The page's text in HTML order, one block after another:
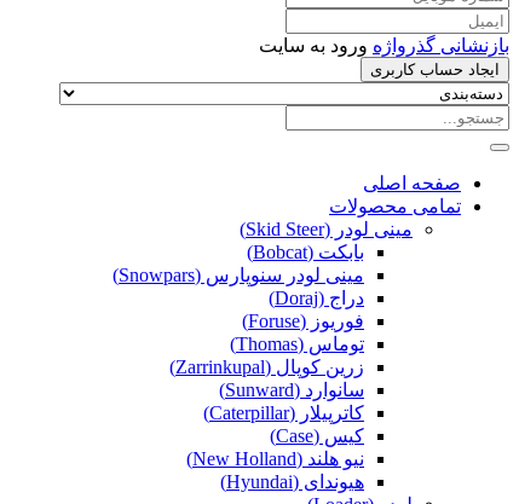
بازنشانی گذرواژه ورود به سایت
ایجاد حساب کاربری
صفحه اصلی
تمامی محصولات
مینی لودر (Skid Steer)
بابکت (Bobcat)
مینی لودر سنوپارس (Snowpars)
دراج (Doraj)
فوریوز (Foruse)
توماس (Thomas)
زرین کوپال (Zarrinkupal)
سانوارد (Sunward)
کاترپیلار (Caterpillar)
کیس (Case)
نیو هلند (New Holland)
هیوندای (Hyundai)